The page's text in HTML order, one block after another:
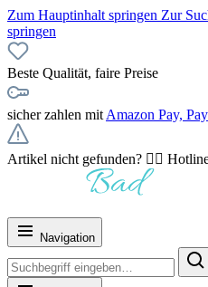
Zum Hauptinhalt springen Zur
springen
Beste Qualität, faire Preise
sicher zahlen mit Amazon Pay,
Artikel nicht gefunden? 👉🏻
Navigation